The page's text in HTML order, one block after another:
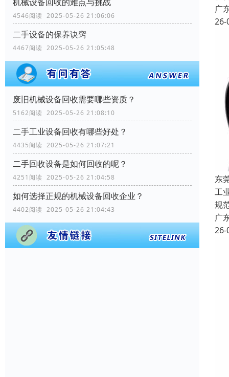
4546阅读 2025-05-26 21:06:06
二手设备的保养诀窍
4467阅读 2025-05-26 21:05:48
废旧机械设备回收需要哪些资质？
5162阅读 2025-05-26 21:08:10
二手工业设备回收有哪些好处？
4435阅读 2025-05-26 21:07:21
二手回收设备是如何回收的呢？
4251阅读 2025-05-26 21:04:58
如何选择正规的机械设备回收企业？
4402阅读 2025-05-26 21:04:43
广
26-
东
工
规
广
26-